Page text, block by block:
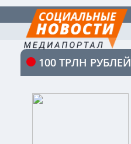
100 ТРЛН РУБЛЕЙ